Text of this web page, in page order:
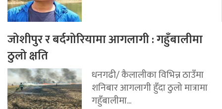
जोशीपुर र बर्दगोरियामा आगलागी : गहुँबालीमा
ठुलो क्षति
धनगढी/ कैलालीका विभिन्न ठाउँमा
शनिबार आगलागी हुँदा ठुलो मात्रामा
गहुँबालीमा...